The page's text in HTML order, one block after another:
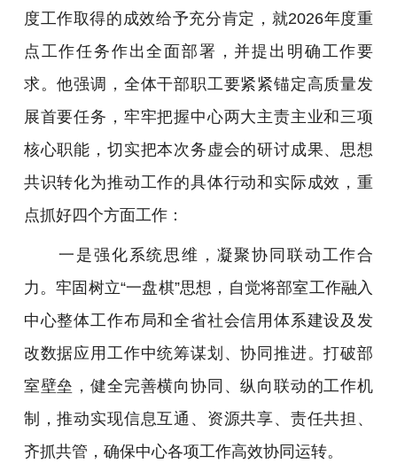
度工作取得的成效给予充分肯定，就2026年度重
点工作任务作出全面部署，并提出明确工作要
求。他强调，全体干部职工要紧紧锚定高质量发
展首要任务，牢牢把握中心两大主责主业和三项
核心职能，切实把本次务虚会的研讨成果、思想
共识转化为推动工作的具体行动和实际成效，重
点抓好四个方面工作：
一是强化系统思维，凝聚协同联动工作合
力。牢固树立“一盘棋”思想，自觉将部室工作融入
中心整体工作布局和全省社会信用体系建设及发
改数据应用工作中统筹谋划、协同推进。打破部
室壁垒，健全完善横向协同、纵向联动的工作机
制，推动实现信息互通、资源共享、责任共担、
齐抓共管，确保中心各项工作高效协同运转。